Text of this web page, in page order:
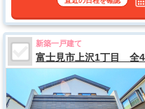
新築一戸建て
富士見市上沢1丁目 全